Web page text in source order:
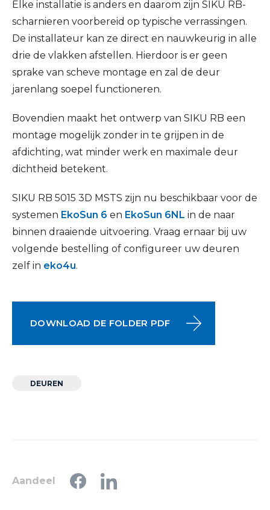
Elke installatie is anders en daarom zijn SIKU RB-
scharnieren voorbereid op typische verrassingen.
De installateur kan ze direct en nauwkeurig in alle
drie de vlakken afstellen. Hierdoor is er geen
sprake van scheve montage en zal de deur
jarenlang soepel functioneren.
Bovendien maakt het ontwerp van SIKU RB een
montage mogelijk zonder in te grijpen in de
afdichting, wat minder werk en maximale deur
dichtheid betekent.
SIKU RB 5015 3D MSTS zijn nu beschikbaar voor de
systemen EkoSun 6 en EkoSun 6NL in de naar
binnen draaiende uitvoering. Vraag ernaar bij uw
volgende bestelling of configureer uw deuren
zelf in eko4u.
DOWNLOAD DE FOLDER PDF
DEUREN
Aandeel